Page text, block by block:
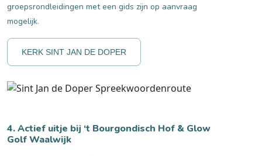
groepsrondleidingen met een gids zijn op aanvraag
mogelijk.
KERK SINT JAN DE DOPER
4. Actief uitje bij ‘t Bourgondisch Hof & Glow
Golf Waalwijk